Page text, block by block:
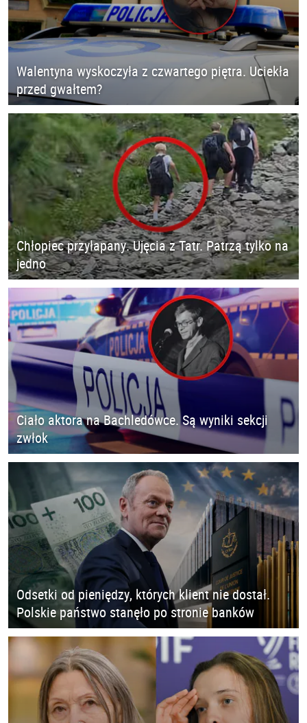
Walentyna wyskoczyła z czwartego piętra. Uciekła
przed gwałtem?
Chłopiec przyłapany. Ujęcia z Tatr. Patrzą tylko na
jedno
Ciało aktora na Bachledówce. Są wyniki sekcji
zwłok
Odsetki od pieniędzy, których klient nie dostał.
Polskie państwo stanęło po stronie banków